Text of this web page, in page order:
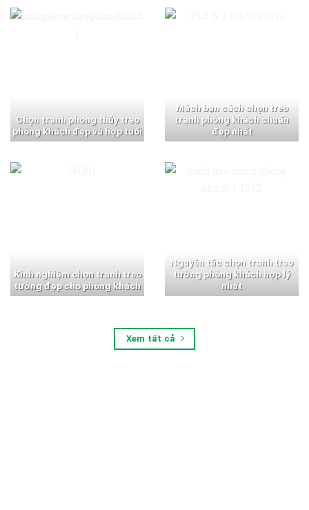
Chọn tranh phong thủy treo
phòng khách đẹp và hợp tuổi
Mách bạn cách chọn treo
tranh phòng khách chuẩn
đẹp nhất
Kinh nghiệm chọn tranh treo
tường đẹp cho phòng khách
Nguyên tắc chọn tranh treo
tường phòng khách hợp lý
nhất
Xem tất cả